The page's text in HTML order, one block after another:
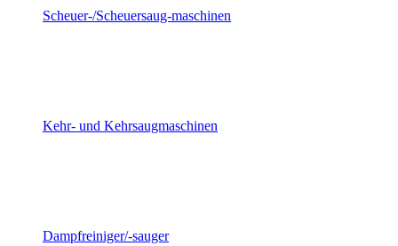
Scheuer-/Scheuersaug-maschinen
Kehr- und Kehrsaugmaschinen
Dampfreiniger/-sauger